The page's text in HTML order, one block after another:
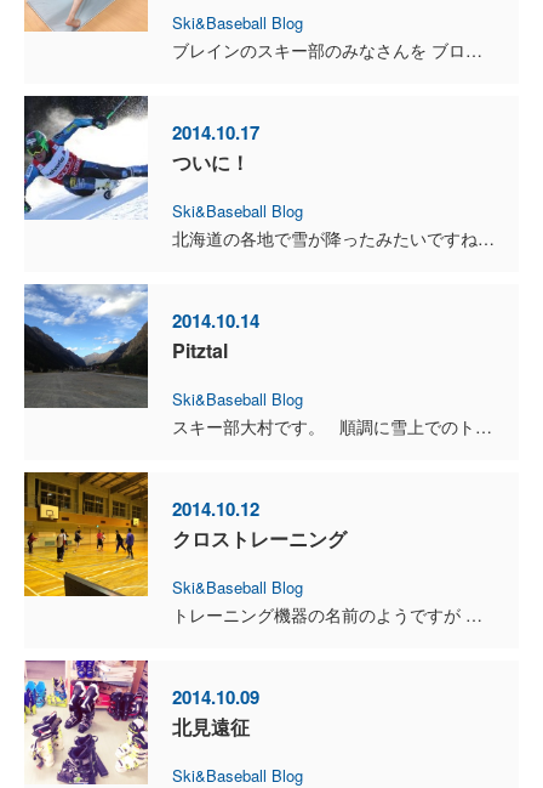
Ski&Baseball Blog
ブレインのスキー部のみなさんを ブログで紹介しようと社長とお話ししていたのですが デグチ「では３名を順番に１人ずつ紹介しますね！」 社長 「え？５名だよ。」 デグチ「？！」 ...
2014.10.17
ついに！
Ski&Baseball Blog
北海道の各地で雪が降ったみたいですね。 スキー部一同、気持ちも高まってきております。 野球のクライマックスシリーズも、もちろん楽しみですが、 もうすぐ、アルペンスキーの開幕戦も始まり...
2014.10.14
Pitztal
Ski&Baseball Blog
スキー部大村です。 順調に雪上でのトレーニングができています。 今日は練習の後半に少し雨と雪が降ってきて視界が悪くなりましたが、問題なく練習を終える...
2014.10.12
クロストレーニング
Ski&Baseball Blog
トレーニング機器の名前のようですが 専門競技以外の種目を行ったり 別の競技のトレーニング方法を取り入れることを 「クロストレーニング」といいます。 昨日のブレイン野球部のトレーニングは ...
2014.10.09
北見遠征
Ski&Baseball Blog